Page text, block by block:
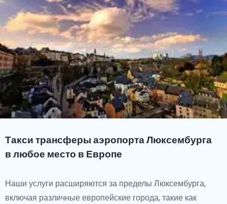
Такси трансферы аэропорта Люксембурга
в любое место в Европе
Наши услуги расширяются за пределы Люксембурга,
включая различные европейские города, такие как